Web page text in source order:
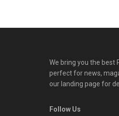
We bring you the best
perfect for news,
our landing page for
Follow Us